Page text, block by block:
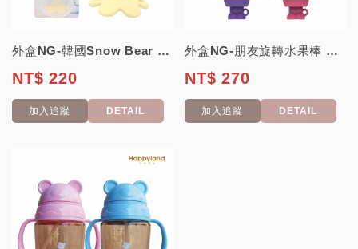
外盒NG-韓國Snow Bear 雪花熊全矽膠水果造型固齒器-附保護盒【葡萄】
NT$ 220
加入追蹤 DETAIL
外盒NG-朋友旋轉水果棒 單入【韓國 朴蜜兒】 (內容物正常無損)
NT$ 270
加入追蹤 DETAIL